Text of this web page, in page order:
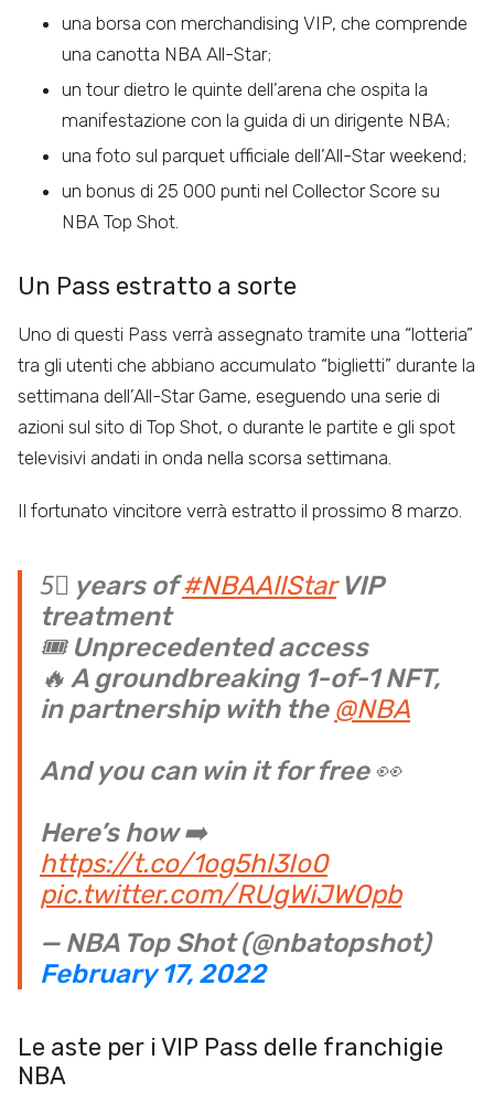
una borsa con merchandising VIP, che comprende
una canotta NBA All-Star;
un tour dietro le quinte dell’arena che ospita la
manifestazione con la guida di un dirigente NBA;
una foto sul parquet ufficiale dell’All-Star weekend;
un bonus di 25 000 punti nel Collector Score su
NBA Top Shot.
Un Pass estratto a sorte
Uno di questi Pass verrà assegnato tramite una “lotteria”
tra gli utenti che abbiano accumulato “biglietti” durante la
settimana dell’All-Star Game, eseguendo una serie di
azioni sul sito di Top Shot, o durante le partite e gli spot
televisivi andati in onda nella scorsa settimana.
Il fortunato vincitore verrà estratto il prossimo 8 marzo.
5⃣ years of#NBAAllStarVIP
treatment
🎟️ Unprecedented access
🔥 A groundbreaking 1-of-1 NFT,
in partnership with the @NBA
And you can win it for free 👀
Here’s how ➡️
https://t.co/1og5hl3Io0
pic.twitter.com/RUgWiJWOpb
— NBA Top Shot (@nbatopshot)
February 17, 2022
Le aste per i VIP Pass delle franchigie
NBA